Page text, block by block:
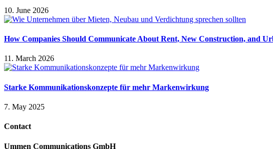
10. June 2026
How Companies Should Communicate About Rent, New Construction, and
11. March 2026
Starke Kommunikationskonzepte für mehr Markenwirkung
7. May 2025
Contact
Ummen Communications GmbH